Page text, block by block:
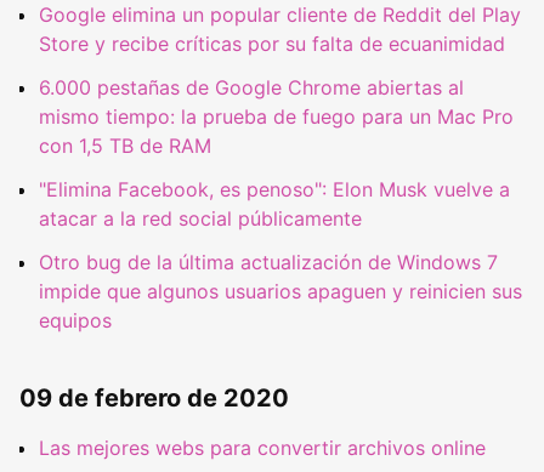
Google elimina un popular cliente de Reddit del Play
Store y recibe críticas por su falta de ecuanimidad
6.000 pestañas de Google Chrome abiertas al
mismo tiempo: la prueba de fuego para un Mac Pro
con 1,5 TB de RAM
"Elimina Facebook, es penoso": Elon Musk vuelve a
atacar a la red social públicamente
Otro bug de la última actualización de Windows 7
impide que algunos usuarios apaguen y reinicien sus
equipos
09 de febrero de 2020
Las mejores webs para convertir archivos online